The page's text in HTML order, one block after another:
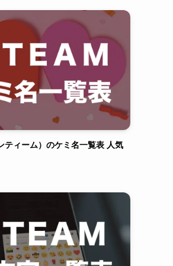
ティーム）のケミ名一覧表 人気